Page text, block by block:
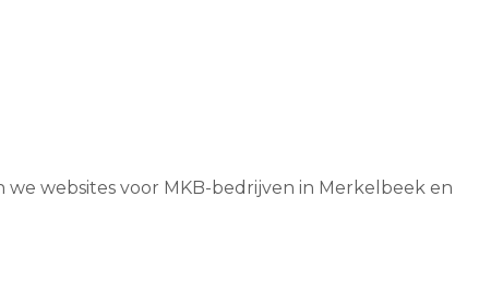
websites voor MKB-bedrijven in Merkelbeek en